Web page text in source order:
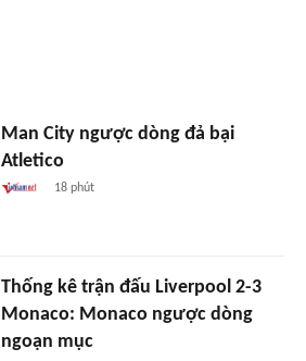
Man City ngược dòng đả bại
Atletico
18 phút
Thống kê trận đấu Liverpool 2-3
Monaco: Monaco ngược dòng
ngoạn mục